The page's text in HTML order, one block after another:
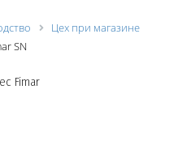
Цех при магазине
SN